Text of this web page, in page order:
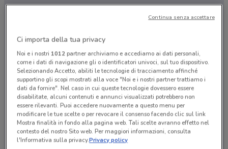
Ci dispiace, al momento non abbiamo pubblicato
volantini nella tua zona. Riprova più tardi.
Ci importa della tua privacy
Noi e i nostri 1012partner archiviamo e accediamo ai dati personali,
come i dati di navigazione gli o identificatori univoci, sul tuo dispositivo.
Selezionando Accetto, abiliti le tecnologie di tracciamento affinché
supportino gli scopi mostrati alla voce "Noi e i nostri partner trattiamo i
dati da fornire". Nel caso in cui queste tecnologie dovessero essere
disabilitate, alcuni contenuti e annunci visualizzati potrebbero non
essere rilevanti. Puoi accedere nuovamente a questo menu per
modificare le tue scelte o per revocare il consenso facendo clic sul link
Mostra finalità in fondo alla pagina web. Tali scelte avranno effetto nel
contesto del nostro Sito web. Per maggiori informazioni, consulta
l'Informativa sulla privacy.Privacy policy
Continua senza accettare